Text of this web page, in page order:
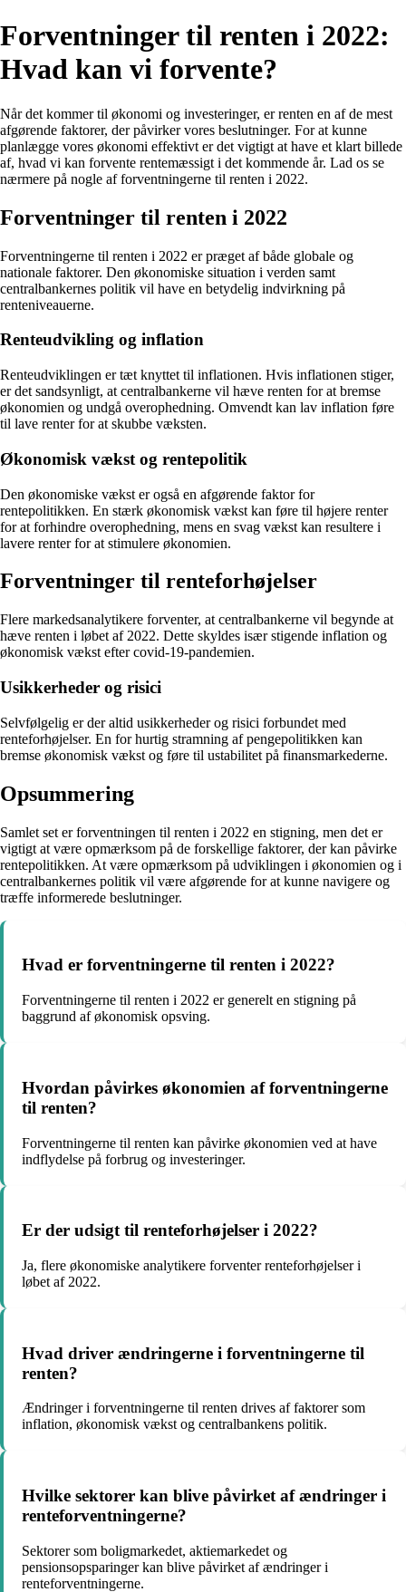
Forventninger til renten i 2022:
Hvad kan vi forvente?
Når det kommer til økonomi og investeringer, er renten en af de mest
afgørende faktorer, der påvirker vores beslutninger. For at kunne
planlægge vores økonomi effektivt er det vigtigt at have et klart billede
af, hvad vi kan forvente rentemæssigt i det kommende år. Lad os se
nærmere på nogle af forventningerne til renten i 2022.
Forventninger til renten i 2022
Forventningerne til renten i 2022 er præget af både globale og
nationale faktorer. Den økonomiske situation i verden samt
centralbankernes politik vil have en betydelig indvirkning på
renteniveauerne.
Renteudvikling og inflation
Renteudviklingen er tæt knyttet til inflationen. Hvis inflationen stiger,
er det sandsynligt, at centralbankerne vil hæve renten for at bremse
økonomien og undgå overophedning. Omvendt kan lav inflation føre
til lave renter for at skubbe væksten.
Økonomisk vækst og rentepolitik
Den økonomiske vækst er også en afgørende faktor for
rentepolitikken. En stærk økonomisk vækst kan føre til højere renter
for at forhindre overophedning, mens en svag vækst kan resultere i
lavere renter for at stimulere økonomien.
Forventninger til renteforhøjelser
Flere markedsanalytikere forventer, at centralbankerne vil begynde at
hæve renten i løbet af 2022. Dette skyldes især stigende inflation og
økonomisk vækst efter covid-19-pandemien.
Usikkerheder og risici
Selvfølgelig er der altid usikkerheder og risici forbundet med
renteforhøjelser. En for hurtig stramning af pengepolitikken kan
bremse økonomisk vækst og føre til ustabilitet på finansmarkederne.
Opsummering
Samlet set er forventningen til renten i 2022 en stigning, men det er
vigtigt at være opmærksom på de forskellige faktorer, der kan påvirke
rentepolitikken. At være opmærksom på udviklingen i økonomien og i
centralbankernes politik vil være afgørende for at kunne navigere og
træffe informerede beslutninger.
Hvad er forventningerne til renten i 2022?
Forventningerne til renten i 2022 er generelt en stigning på
baggrund af økonomisk opsving.
Hvordan påvirkes økonomien af forventningerne
til renten?
Forventningerne til renten kan påvirke økonomien ved at have
indflydelse på forbrug og investeringer.
Er der udsigt til renteforhøjelser i 2022?
Ja, flere økonomiske analytikere forventer renteforhøjelser i
løbet af 2022.
Hvad driver ændringerne i forventningerne til
renten?
Ændringer i forventningerne til renten drives af faktorer som
inflation, økonomisk vækst og centralbankens politik.
Hvilke sektorer kan blive påvirket af ændringer i
renteforventningerne?
Sektorer som boligmarkedet, aktiemarkedet og
pensionsopsparinger kan blive påvirket af ændringer i
renteforventningerne.